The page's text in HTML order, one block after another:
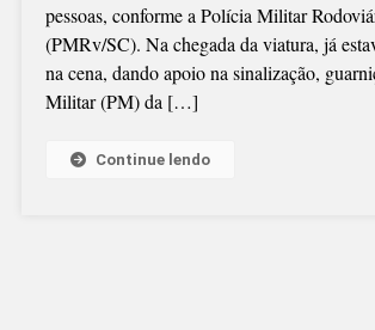
pessoas, conforme a Polícia Militar
(PMRv/SC). Na chegada da viatura, já
na cena, dando apoio na sinalização,
Militar (PM) da […]
Continue lendo